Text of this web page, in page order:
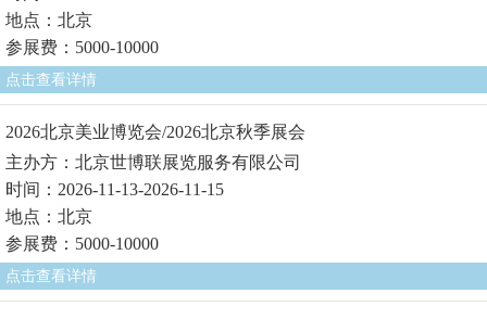
地点：北京
参展费：5000-10000
点击查看详情
2026北京美业博览会/2026北京秋季展会
主办方：北京世博联展览服务有限公司
时间：2026-11-13-2026-11-15
地点：北京
参展费：5000-10000
点击查看详情